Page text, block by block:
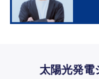
太陽光発電